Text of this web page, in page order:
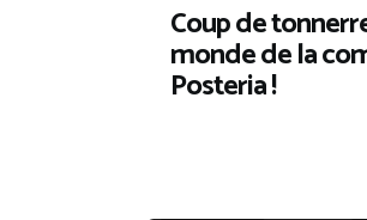
Coup de
monde de la
Posteria !